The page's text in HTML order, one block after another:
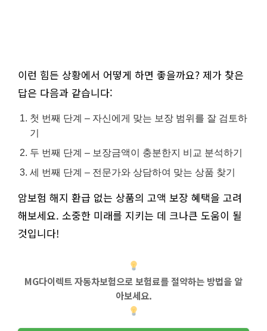
이런 힘든 상황에서 어떻게 하면 좋을까요? 제가 찾은
답은 다음과 같습니다:
첫 번째 단계 – 자신에게 맞는 보장 범위를 잘 검토하
기
두 번째 단계 – 보장금액이 충분한지 비교 분석하기
세 번째 단계 – 전문가와 상담하여 맞는 상품 찾기
암보험 해지 환급 없는 상품의 고액 보장 혜택을 고려
해보세요. 소중한 미래를 지키는 데 크나큰 도움이 될
것입니다!
MG다이렉트 자동차보험으로 보험료를 절약하는 방법을 알
아보세요.